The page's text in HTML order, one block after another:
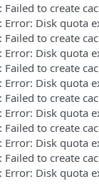
to create
Disk quota
to create
Disk quota
to create
Disk quota
to create
Disk quota
to create
Disk quota
to create
Disk quota